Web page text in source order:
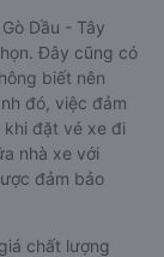
Dầu - Tây
Đây cũng có
biết nên
đó, việc đảm
khi đặt vé xe đi
nhà xe với
đảm bảo
chất lượng